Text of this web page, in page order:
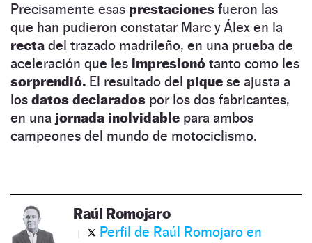
Precisamente esas prestaciones fueron las
que han pudieron constatar Marc y Álex en la
recta del trazado madrileño, en una prueba de
aceleración que les impresionó tanto como les
sorprendió. El resultado del pique se ajusta a
los datos declarados por los dos fabricantes,
en una jornada inolvidable para ambos
campeones del mundo de motociclismo.
Raúl Romojaro
Perfil de Raúl Romojaro en